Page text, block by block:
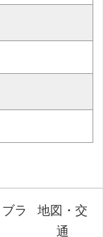
ラ
地図・交
通